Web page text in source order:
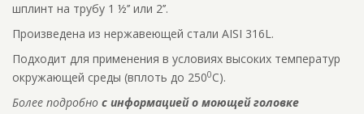
шплинт на трубу 1 ½’’ или 2’’.
Произведена из нержавеющей стали AISI 316L.
Подходит для применения в условиях высоких температур
окружающей среды (вплоть до 2500С).
Более подробно с информацией о моющей головке